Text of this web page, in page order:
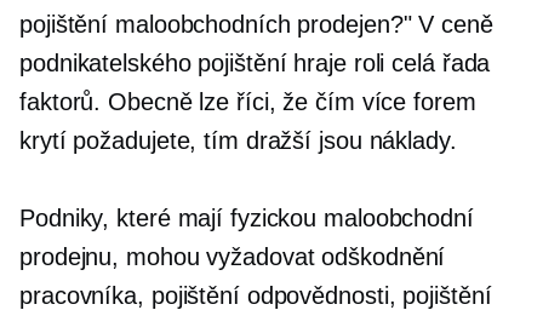
pojištění maloobchodních prodejen?" V ceně
podnikatelského pojištění hraje roli celá řada
faktorů. Obecně lze říci, že čím více forem
krytí požadujete, tím dražší jsou náklady.
Podniky, které mají fyzickou maloobchodní
prodejnu, mohou vyžadovat odškodnění
pracovníka, pojištění odpovědnosti, pojištění